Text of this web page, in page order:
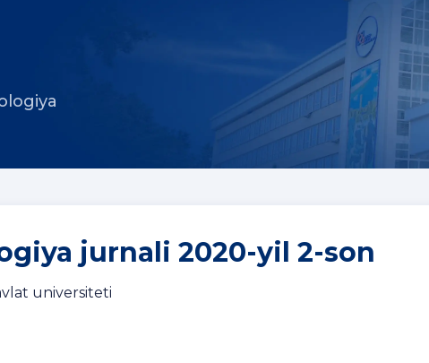
jurnali 2020-yil 2-son
universiteti